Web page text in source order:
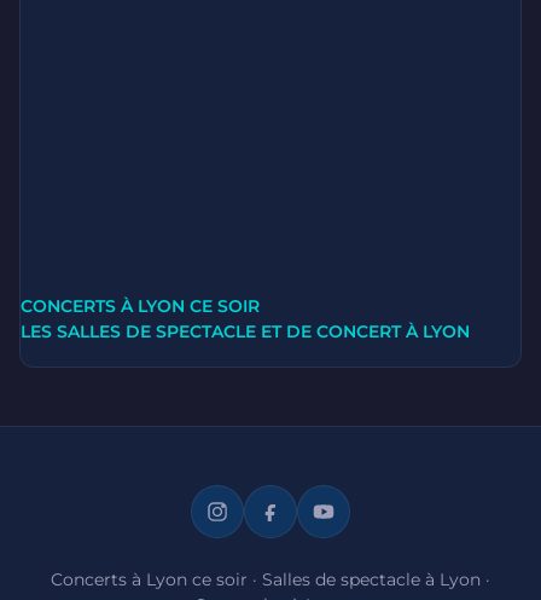
CONCERTS À LYON CE SOIR
LES SALLES DE SPECTACLE ET DE CONCERT À LYON
Concerts à Lyon ce soir · Salles de spectacle à Lyon ·